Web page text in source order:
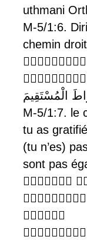
uthmani
M-5/1:6.
chemin
الْمُسْتَقِيمَ
M-5/1:7. le
tu as
(tu n’es)
sont pas

